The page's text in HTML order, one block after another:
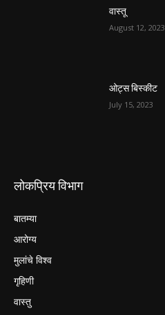
वास्तू
August 12, 2023
ओट्स बिस्कीट
July 15, 2023
लोकप्रिय विभाग
बातम्या
आरोग्य
मुलांचे विश्व
गृहिणी
वास्तु